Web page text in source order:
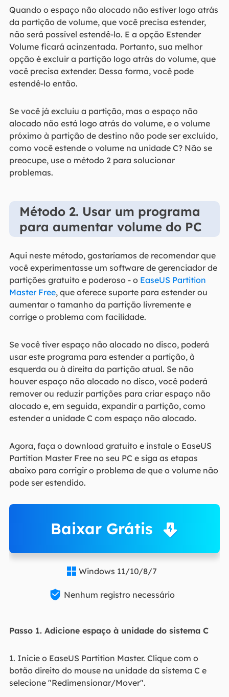
Quando o espaço não alocado não estiver logo atrás
da partição de volume, que você precisa estender,
não será possível estendê-lo. E a opção Estender
Volume ficará acinzentada. Portanto, sua melhor
opção é excluir a partição logo atrás do volume, que
você precisa extender. Dessa forma, você pode
estendê-lo então.
Se você já excluiu a partição, mas o espaço não
alocado não está logo atrás do volume, e o volume
próximo à partição de destino não pode ser excluído,
como você estende o volume na unidade C? Não se
preocupe, use o método 2 para solucionar
problemas.
Método 2. Usar um programa
para aumentar volume do PC
Aqui neste método, gostaríamos de recomendar que
você experimentasse um software de gerenciador de
partições gratuito e poderoso - o EaseUS Partition
Master Free, que oferece suporte para estender ou
aumentar o tamanho da partição livremente e
corrige o problema com facilidade.
Se você tiver espaço não alocado no disco, poderá
usar este programa para estender a partição, à
esquerda ou à direita da partição atual. Se não
houver espaço não alocado no disco, você poderá
remover ou reduzir partições para criar espaço não
alocado e, em seguida, expandir a partição, como
estender a unidade C com espaço não alocado.
Agora, faça o download gratuito e instale o EaseUS
Partition Master Free no seu PC e siga as etapas
abaixo para corrigir o problema de que o volume não
pode ser estendido.
Baixar Grátis
 Windows 11/10/8/7
 Nenhum registro necessário
Passo 1. Adicione espaço à unidade do sistema C
1. Inicie o EaseUS Partition Master. Clique com o
botão direito do mouse na unidade da sistema C e
selecione "Redimensionar/Mover".